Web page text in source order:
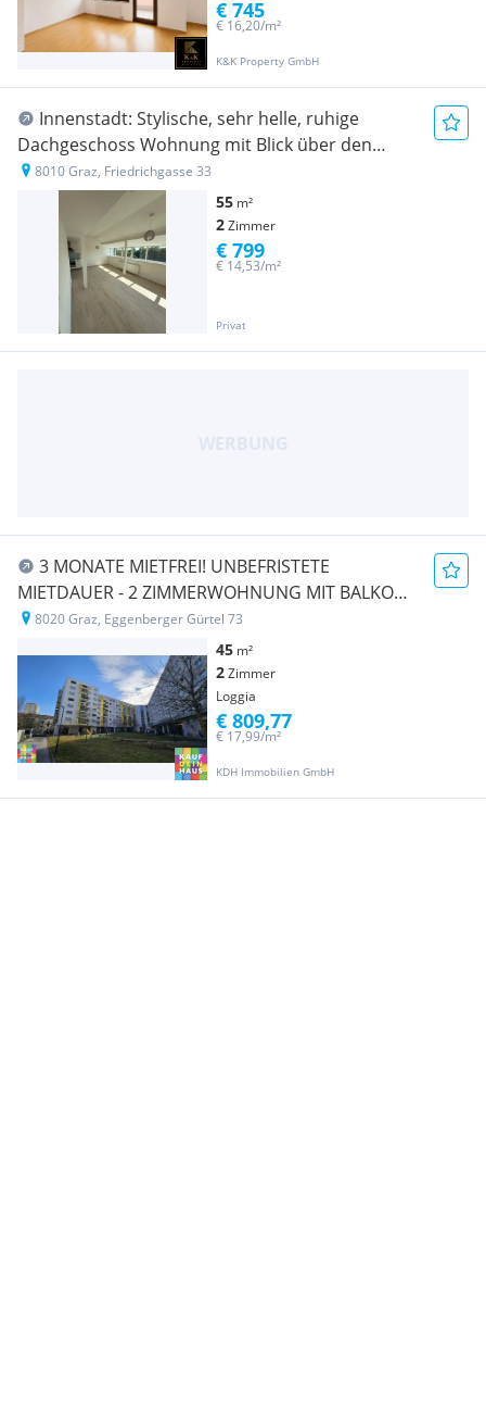
K&K Property GmbH
€ 16,20/m²
€ 745
Innenstadt: Stylische, sehr helle, ruhige
Dachgeschoss Wohnung mit Blick über den
Augarten
8010 Graz, Friedrichgasse 33
55 m²
2Zimmer
Privat
€ 14,53/m²
€ 799
3 MONATE MIETFREI! UNBEFRISTETE
MIETDAUER - 2 ZIMMERWOHNUNG MIT BALKON
UND KÜCHE
8020 Graz, Eggenberger Gürtel 73
45 m²
2Zimmer
Loggia
KDH Immobilien GmbH
€ 17,99/m²
€ 809,77